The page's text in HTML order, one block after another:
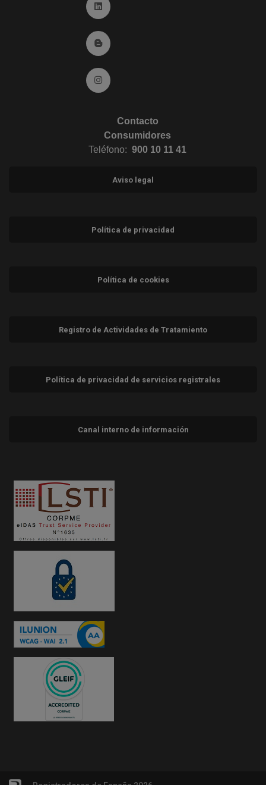
Ir a Linkedin (abre en ventana nueva)
Ir al Blog (abre en ventana nueva)
Ir a Instagram (abre en ventana nueva)
Contacto
Consumidores
Teléfono: 900 10 11 41
Aviso legal
Política de privacidad
Política de cookies
Registro de Actividades de Tratamiento
Política de privacidad de servicios registrales
Canal interno de información